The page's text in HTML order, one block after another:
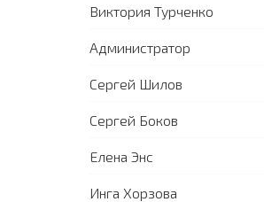
Виктория Турченко
Администратор
Сергей Шилов
Сергей Боков
Елена Энс
Инга Хорзова